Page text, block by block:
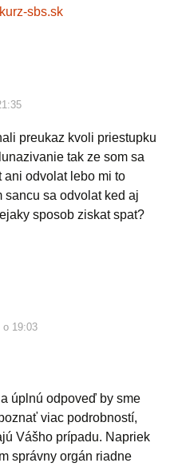
sbs.sk
preukaz kvoli priestupku
tak ze som sa
ani odvolat lebo mi to
sancu sa odvolat ked aj
sposob ziskat spat?
o 19:03
úplnú odpoveď by sme
viac podrobností,
Vášho prípadu. Napriek
správny orgán riadne